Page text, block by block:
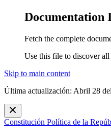
Documentation
Fetch the complete
Use this file to discover
Skip to main content
Última actualización: Abril 28
Constitución Política de la